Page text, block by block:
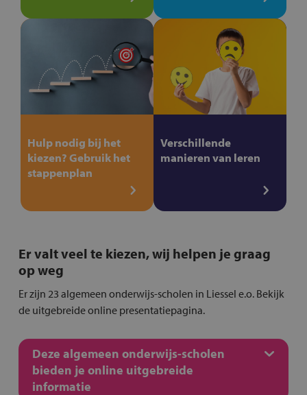
Hulp nodig bij het
kiezen? Gebruik het
stappenplan
Verschillende
manieren van leren
Er valt veel te kiezen, wij helpen je graag
op weg
Er zijn 23 algemeen onderwijs-scholen in Liessel e.o. Bekijk
de uitgebreide online presentatiepagina.
Deze algemeen onderwijs-scholen
bieden je online uitgebreide
informatie